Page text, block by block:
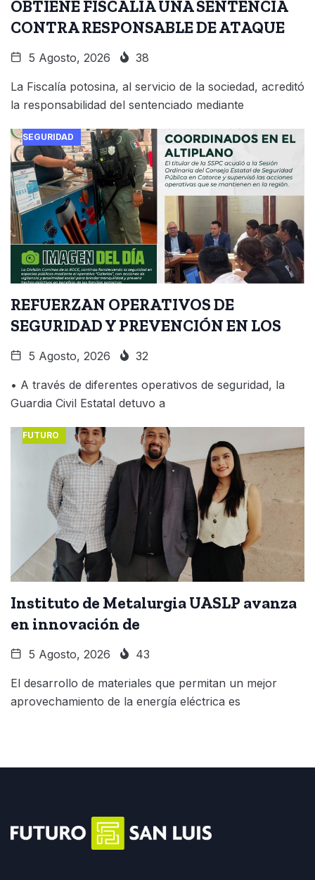
OBTIENE FISCALÍA UNA SENTENCIA
CONTRA RESPONSABLE DE ATAQUE
5 Agosto, 2026 38
La Fiscalía potosina, al servicio de la sociedad, acreditó
la responsabilidad del sentenciado mediante
SEGURIDAD
REFUERZAN OPERATIVOS DE
SEGURIDAD Y PREVENCIÓN EN LOS
5 Agosto, 2026 32
• A través de diferentes operativos de seguridad, la
Guardia Civil Estatal detuvo a
FUTURO
Instituto de Metalurgia UASLP avanza
en innovación de
5 Agosto, 2026 43
El desarrollo de materiales que permitan un mejor
aprovechamiento de la energía eléctrica es